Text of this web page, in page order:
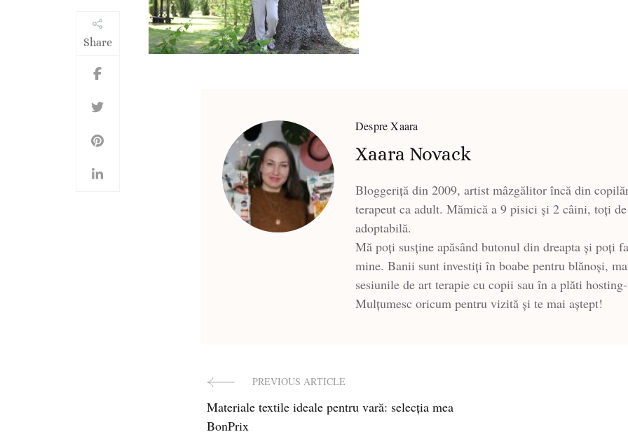
Share
Despre Xaara
Xaara Novack
Bloggeriță din 2009, artist mâzgălitor încă din
terapeut ca adult. Mămică a 9 pisici și 2 câini, toți
adoptabilă.
Mă poți susține apăsând butonul din dreapta și poți
mine. Banii sunt investiți în boabe pentru blănoși,
sesiunile de art terapie cu copii sau în a plăti
Mulțumesc oricum pentru vizită și te mai aștept!
Post
Navigation
PREVIOUS ARTICLE
Materiale textile ideale pentru vară: selecția mea
BonPrix